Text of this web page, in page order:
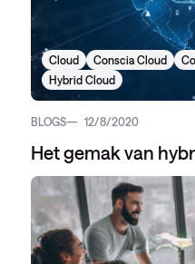
Cloud Conscia Cloud
Hybrid Cloud
BLOGS 12/8/2020
Het gemak van